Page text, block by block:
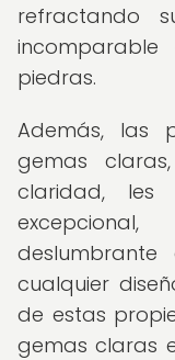
refractando
piedras.
Además, las
gemas
claridad, les
cualquier
de estas
gemas claras